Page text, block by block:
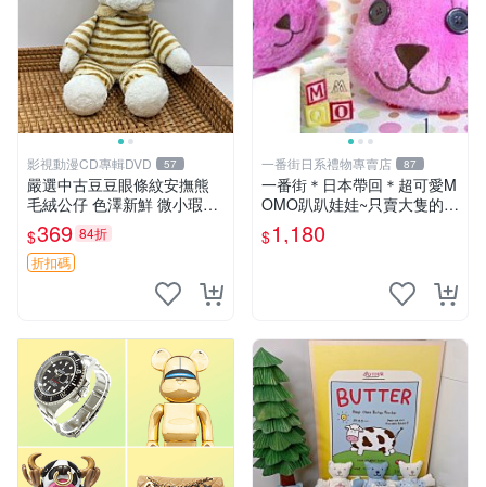
影視動漫CD專輯DVD 57
嚴選中古豆豆眼條紋安撫熊
毛絨公仔 色澤新鮮 微小瑕疵
可收藏 中古 安撫熊 條紋公仔
$369 84折
折扣碼
一番街日系禮物專賣店 87
一番街＊日本帶回＊超可愛M
OMO趴趴娃娃~只賣大隻的1
號~單隻價～生日禮物
$1,180